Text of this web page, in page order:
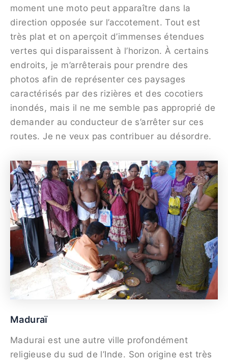
moment une moto peut apparaître dans la
direction opposée sur l’accotement. Tout est
très plat et on aperçoit d’immenses étendues
vertes qui disparaissent à l’horizon. À certains
endroits, je m’arrêterais pour prendre des
photos afin de représenter ces paysages
caractérisés par des rizières et des cocotiers
inondés, mais il ne me semble pas approprié de
demander au conducteur de s’arrêter sur ces
routes. Je ne veux pas contribuer au désordre.
Maduraï
Madurai est une autre ville profondément
religieuse du sud de l’Inde. Son origine est très